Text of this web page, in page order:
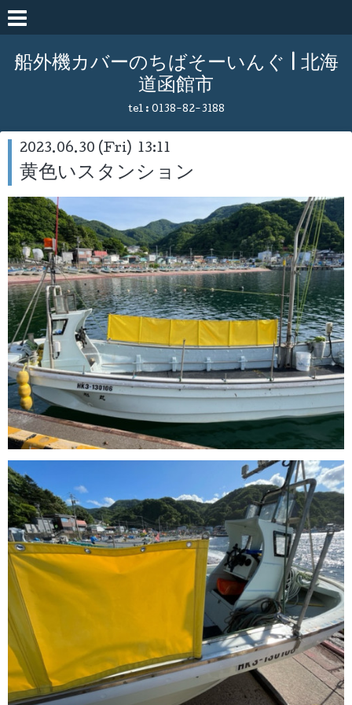
船外機カバーのちばそーいんぐ | 北海
道函館市
tel : 0138-82-3188
2023.06.30 (Fri) 13:11
黄色いスタンション